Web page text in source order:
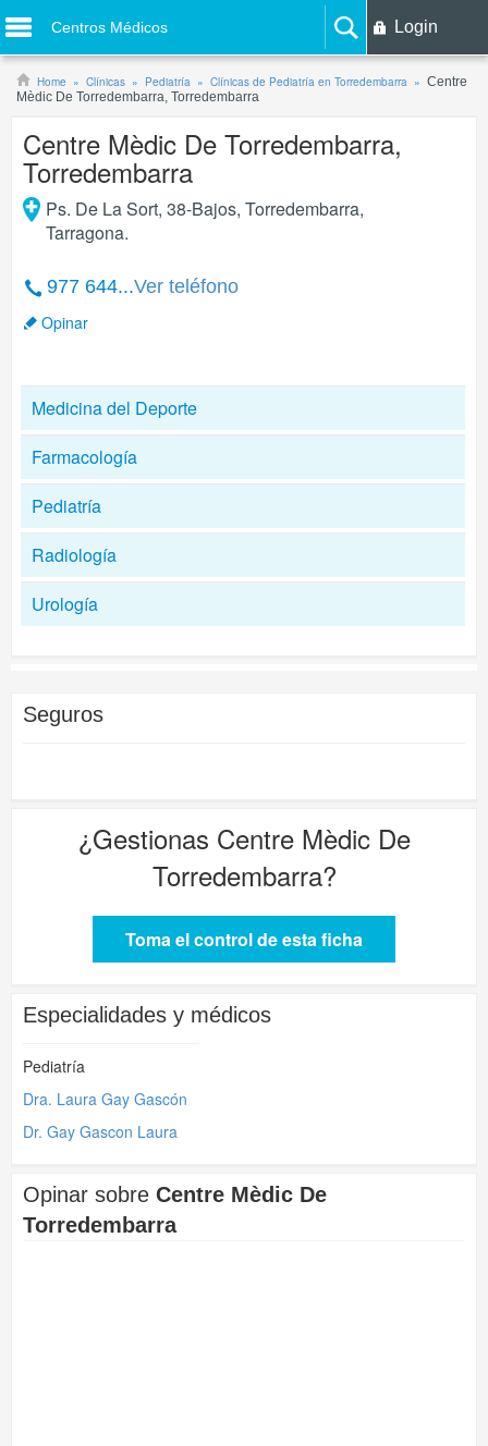
Centros Médicos Login
Home Clínicas Pediatría Clínicas de Pediatría en Torredembarra
Centre
Mèdic De Torredembarra, Torredembarra
Centre Mèdic De Torredembarra,
Torredembarra
Ps. De La Sort, 38-Bajos, Torredembarra,
Tarragona.
977 644...Ver teléfono
Opinar
Medicina del Deporte
Farmacología
Pediatría
Radiología
Urología
Seguros
¿Gestionas Centre Mèdic De
Torredembarra?
Toma el control de esta ficha
Especialidades y médicos
Pediatría
Dra. Laura Gay Gascón
Dr. Gay Gascon Laura
Opinar sobre Centre Mèdic De
Torredembarra